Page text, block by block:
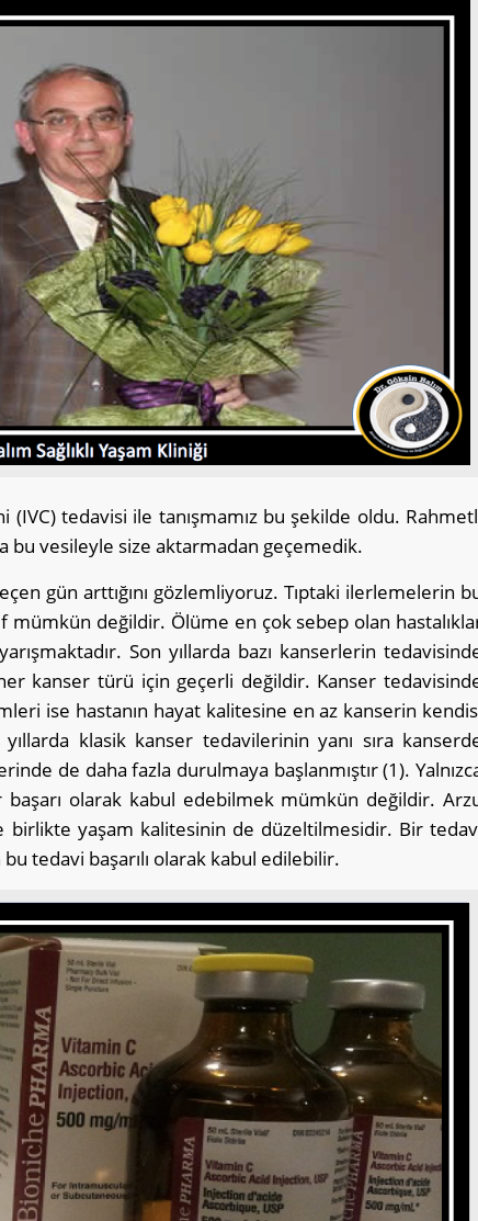
tedavisi ile tanışmamız bu şekilde oldu.
bu vesileyle size aktarmadan geçemedik.
gün arttığını gözlemliyoruz. Tıptaki ilerlemelerin
mümkün değildir. Ölüme en çok sebep olan
Son yıllarda bazı kanserlerin
kanser türü için geçerli değildir. Kanser
ise hastanın hayat kalitesine en az kanserin
klasik kanser tedavilerinin yanı sıra
de daha fazla durulmaya başlanmıştır (1).
başarı olarak kabul edebilmek mümkün değildir.
birlikte yaşam kalitesinin de düzeltilmesidir. Bir
tedavi başarılı olarak kabul edilebilir.